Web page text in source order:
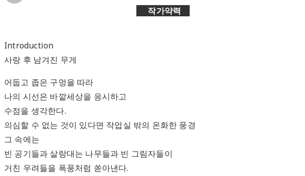
작가약력
Introduction
사랑 후 남겨진 무게
어둡고 좁은 구멍을 따라
나의 시선은 바깥세상을 응시하고
수점을 생각한다.
의심할 수 없는 것이 있다면 작업실 밖의 온화한 풍경
그 속에는
빈 공기들과 살랑대는 나무들과 빈 그림자들이
거친 우려들을 폭풍처럼 쏟아낸다.